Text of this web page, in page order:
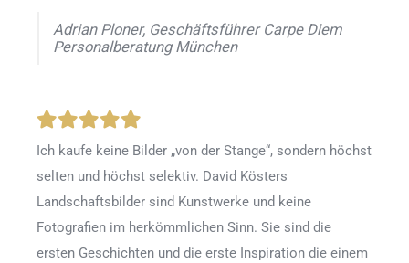
Adrian Ploner, Geschäftsführer Carpe Diem
Personalberatung München
Ich kaufe keine Bilder „von der Stange“, sondern höchst
selten und höchst selektiv. David Kösters
Landschaftsbilder sind Kunstwerke und keine
Fotografien im herkömmlichen Sinn. Sie sind die
ersten Geschichten und die erste Inspiration die einem